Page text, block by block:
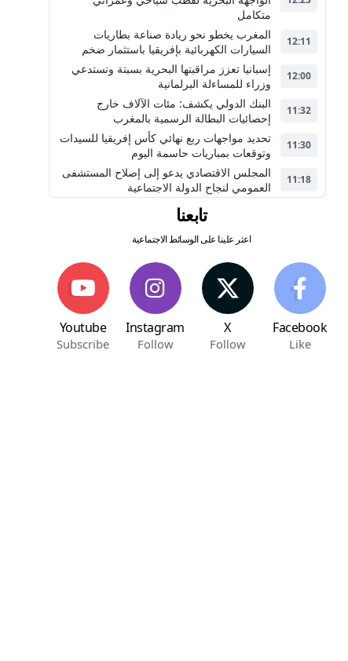
متكامل
12:11
المغرب يخطو نحو ريادة صناعة بطاريات
السيارات الكهربائية بإفريقيا باستثمار ضخم
12:00
إسبانيا تعزز مراقبتها البحرية بسبتة وتستدعي
وزراء للمساءلة البرلمانية
11:32
البنك الدولي يكشف: مئات الآلاف خارج
إحصائيات البطالة الرسمية بالمغرب
11:30
تحديد مواجهات ربع نهائي كأس إفريقيا للسيدات
وتوقعات بمباريات حاسمة اليوم
11:18
المجلس الاقتصادي يدعو إلى إصلاح المستشفى
العمومي لنجاح الدولة الاجتماعية
تابعنا
اعثر علينا على الوسائط الاجتماعية
Facebook
Like
X
Follow
Instagram
Follow
Youtube
Subscribe